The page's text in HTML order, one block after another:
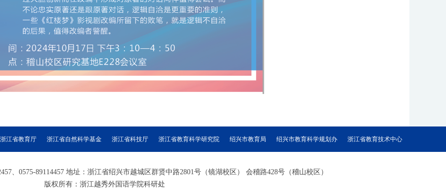
浙江省教育厅 浙江省自然科学基金 浙江省科技厅 浙江省教育科学研究院 绍兴市教育局 绍兴市教育科学规划办 浙江省教育技术中心
、0575-89114457 地址：浙江省绍兴市越城区群贤中路2801号（镜湖校区） 会稽路428号（稽山校区）
版权所有：浙江越秀外国语学院科研处